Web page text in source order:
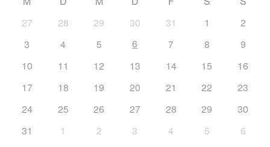
27
28 29 30 31 1
2
3
4 5 6 7 8
9
10
11 12 13 14 15
16
17
18 19 20 21 22
23
24
25 26 27 28 29
30
31
1 2 3 4 5 6